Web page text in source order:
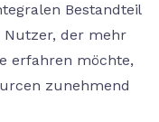
Bestandteil
Nutzer, der mehr
erfahren möchte,
zunehmend